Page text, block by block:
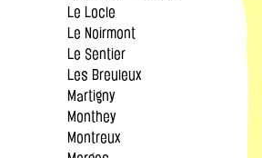
Le Locle
Le Noirmont
Le Sentier
Les Breuleux
Martigny
Monthey
Montreux